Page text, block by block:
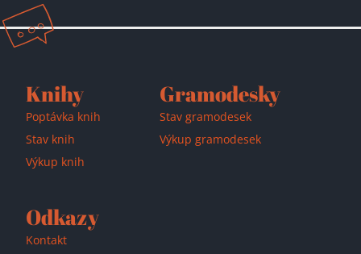
Knihy
Poptávka knih
Stav knih
Výkup knih
Gramodesky
Stav gramodesek
Výkup gramodesek
Odkazy
Kontakt